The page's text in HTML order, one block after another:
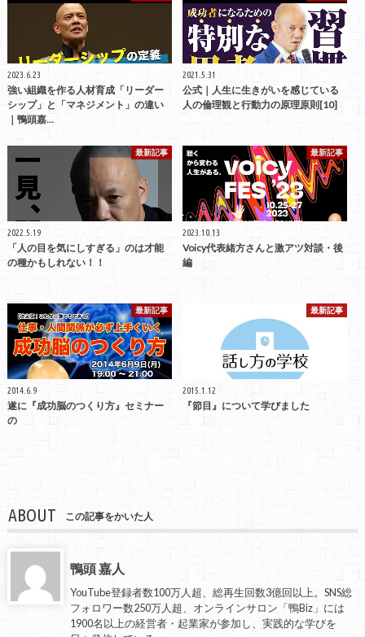
2023.6.23
強い組織を作る人材育成「リーダー
シップ」と「マネジメント」の違い
｜鴨頭嘉…
2021.5.31
公式｜人生に生きがいを感じている
人の倫理観と行動力の原理原則[10]
最新記事
2022.5.19
「人の目を気にしすぎる」のは才能
の種かもしれない！！
最新記事
2023.10.13
Voicy代表緒方さんと激アツ対談・後
編
最新記事
2014.6.9
遂に『成功脳のつくり方』セミナー
の
最新記事
2015.1.12
『節目』について学びました
ABOUT この記事をかいた人
鴨頭 嘉人
YouTube登録者数100万人超、総再生回数3億回以上。SNS総
フォロワー数250万人超、オンラインサロン「鴨Biz」には
1900名以上の経営者・起業家が参加し、実践的な学びを